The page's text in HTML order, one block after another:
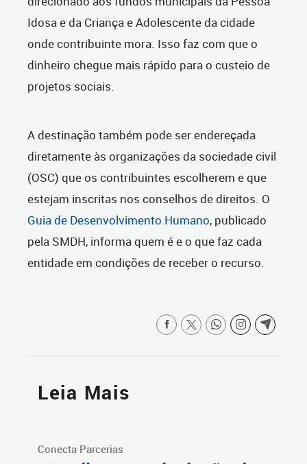
Idosa e da Criança e Adolescente da cidade
onde contribuinte mora. Isso faz com que o
dinheiro chegue mais rápido para o custeio de
projetos sociais.
A destinação também pode ser endereçada
diretamente às organizações da sociedade civil
(OSC) que os contribuintes escolherem e que
estejam inscritas nos conselhos de direitos. O
Guia de Desenvolvimento Humano, publicado
pela SMDH, informa quem é e o que faz cada
entidade em condições de receber o recurso.
Leia Mais
Conecta Parcerias